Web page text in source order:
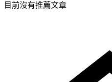
目前沒有推薦文章